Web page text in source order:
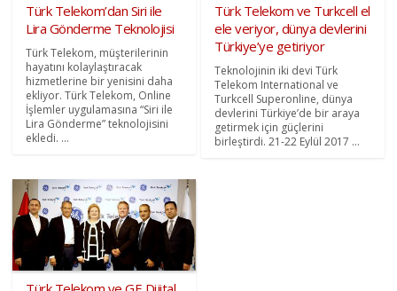
Türk Telekom’dan Siri ile
Lira Gönderme Teknolojisi
Türk Telekom, müşterilerinin
hayatını kolaylaştıracak
hizmetlerine bir yenisini daha
ekliyor. Türk Telekom, Online
İşlemler uygulamasına “Siri ile
Lira Gönderme” teknolojisini
ekledi. ...
Türk Telekom ve Turkcell el
ele veriyor, dünya devlerini
Türkiye’ye getiriyor
Teknolojinin iki devi Türk
Telekom International ve
Turkcell Superonline, dünya
devlerini Türkiye’de bir araya
getirmek için güçlerini
birleştirdi. 21-22 Eylül 2017 ...